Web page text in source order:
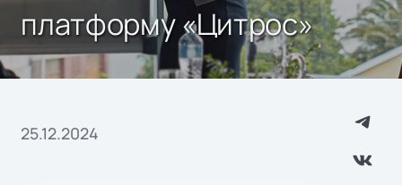
платформу «Цитрос»
25.12.2024